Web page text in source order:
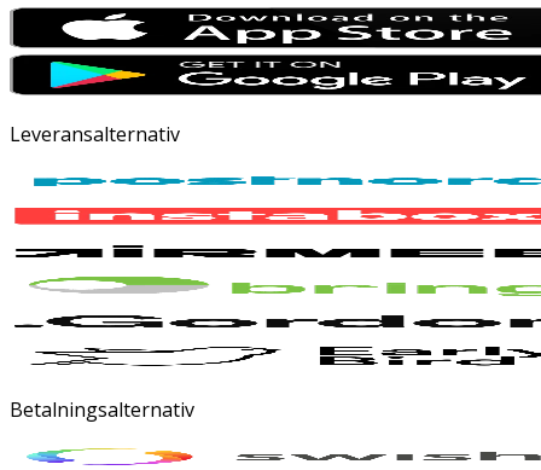
Leveransalternativ
Betalningsalternativ